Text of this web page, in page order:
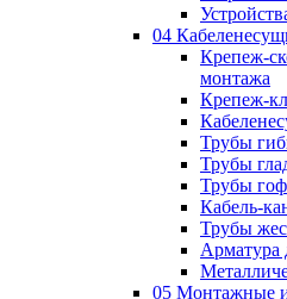
04
Крепеж-
монтажа
Крепеж-
Трубы
Трубы
Трубы
Кабель-
Трубы
05 Монтажные